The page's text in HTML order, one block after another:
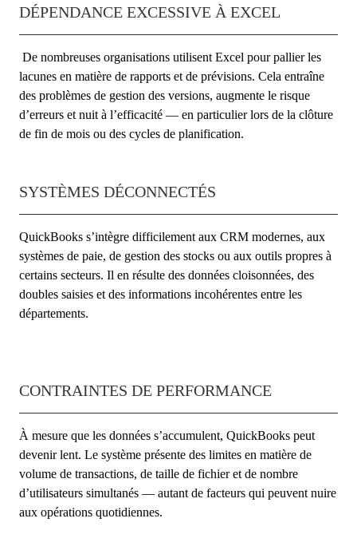
DÉPENDANCE EXCESSIVE À EXCEL
De nombreuses organisations utilisent Excel pour pallier les
lacunes en matière de rapports et de prévisions. Cela entraîne
des problèmes de gestion des versions, augmente le risque
d’erreurs et nuit à l’efficacité — en particulier lors de la clôture
de fin de mois ou des cycles de planification.
SYSTÈMES DÉCONNECTÉS
QuickBooks s’intègre difficilement aux CRM modernes, aux
systèmes de paie, de gestion des stocks ou aux outils propres à
certains secteurs. Il en résulte des données cloisonnées, des
doubles saisies et des informations incohérentes entre les
départements.
CONTRAINTES DE PERFORMANCE
À mesure que les données s’accumulent, QuickBooks peut
devenir lent. Le système présente des limites en matière de
volume de transactions, de taille de fichier et de nombre
d’utilisateurs simultanés — autant de facteurs qui peuvent nuire
aux opérations quotidiennes.